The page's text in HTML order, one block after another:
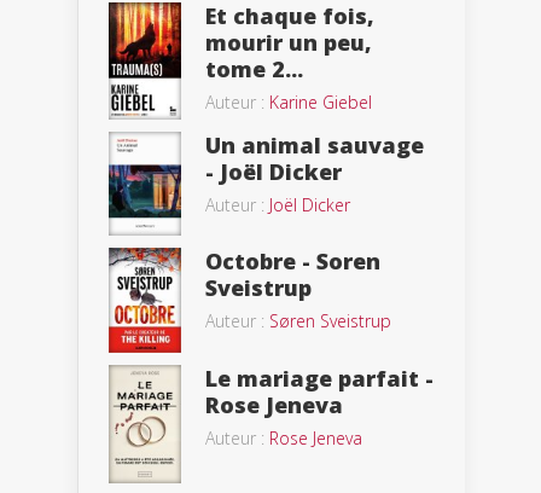
Et chaque fois,
mourir un peu,
tome 2...
Auteur : Karine Giebel
Un animal sauvage
- Joël Dicker
Auteur : Joël Dicker
Octobre - Soren
Sveistrup
Auteur : Søren Sveistrup
Le mariage parfait -
Rose Jeneva
Auteur : Rose Jeneva